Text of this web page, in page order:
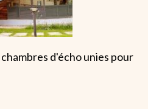
d'écho unies pour